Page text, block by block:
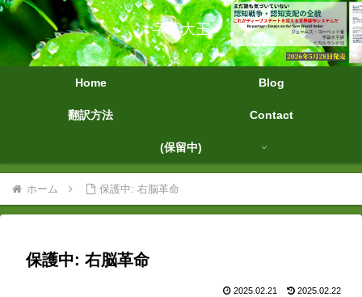
字幕大王
Home Blog
翻訳方法 Contact
(保留中)
ホーム 保護中: 右脳革命
保護中: 右脳革命
2025.02.21 2025.02.22